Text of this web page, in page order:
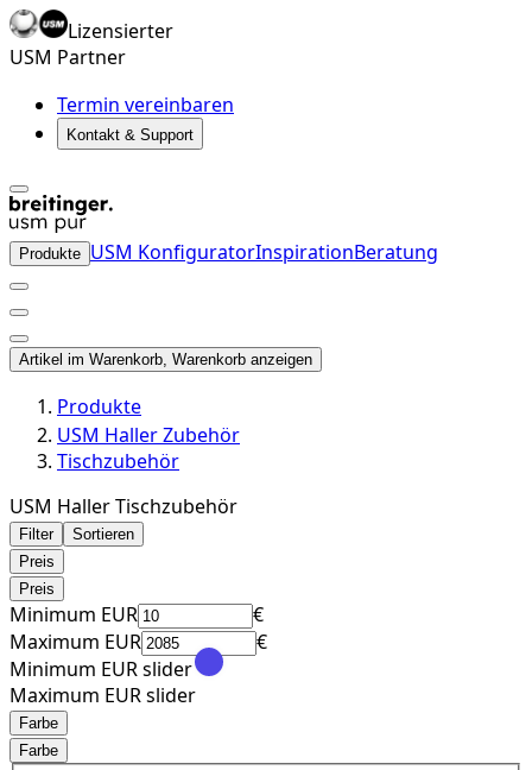
Lizensierter
USM Partner
Termin vereinbaren
Kontakt & Support
Produkte USM KonfiguratorInspirationBeratung
Artikel im Warenkorb, Warenkorb anzeigen
Produkte
USM Haller Zubehör
Tischzubehör
USM Haller Tischzubehör
Filter
Sortieren
Preis
Preis
Minimum EUR
€
Maximum EUR
€
Minimum EUR slider
Maximum EUR slider
Farbe
Farbe